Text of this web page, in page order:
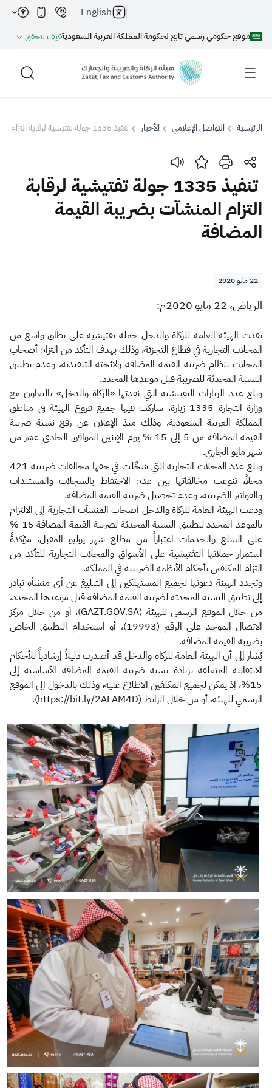
موقع حكومي رسمي تابع لحكومة المملكة العربية السعوديةكيف تتحقق
English
بحث
بحث بحث AI
الزكاة
الإقرار الضريبي
الرئيسية التواصل الإعلامي الأخبار تنفيذ 1335 جولة تفتيشية لرقابة التزام المنشآت بضريبة القيمة المضافة
تنفيذ 1335 جولة تفتيشية لرقابة
التزام المنشآت بضريبة القيمة
المضافة
22 مايو 2020
​الرياض، 22 مايو 2020م:
نفذت الهيئة العامة للزكاة والدخل حملة تفتيشية على نطاق واسع من
المحلات التجارية في قطاع التجزئة، وذلك بهدف التأكد من التزام أصحاب
المحلات بنظام ضريبة القيمة المضافة ولائحته التنفيذية، وعدم تطبيق
النسبة المحدثة للضريبة قبل موعدها المحدد.
وبلغ عدد الزيارات التفتيشية التي نفذتها «الزكاة والدخل» بالتعاون مع
وزارة التجارة 1335 زيارة، شاركت فيها جميع فروع الهيئة في مناطق
المملكة العربية السعودية، وذلك منذ الإعلان عن رفع نسبة ضريبة
القيمة المضافة من 5 إلى 15 % يوم الإثنين الموافق الحادي عشر من
شهر مايو الجاري.
وبلغ عدد المحلات التجارية التي سُجِّلت في حقها مخالفات ضريبية 421
محلاً، تنوعت مخالفاتها بين عدم الاحتفاظ بالسجلات والمستندات
والفواتير الضريبية، وعدم تحصيل ضريبة القيمة المضافة.
ودعت الهيئة العامة للزكاة والدخل أصحاب المنشآت التجارية إلى الالتزام
بالموعد المحدد لتطبيق النسبة المحدثة لضريبة القيمة المضافة 15 %
على السلع والخدمات اعتباراً من مطلع شهر يوليو المقبل، مؤكدةً
استمرار حملاتها التفتيشية على الأسواق والمحلات التجارية للتأكد من
التزام المكلفين بأحكام الأنظمة الضريبية في المملكة.
وتجدد الهيئة دعوتها لجميع المستهلكين إلى التبليغ عن أي منشأة تبادر
إلى تطبيق النسبة المحدثة لضريبة القيمة المضافة قبل موعدها المحدد،
من خلال الموقع الرسمي للهيئة (GAZT.GOV.SA)، أو من خلال مركز
الاتصال الموحد على الرقم (19993)، أو استخدام التطبيق الخاص
بضريبة القيمة المضافة.
يُشار إلى أن الهيئة العامة للزكاة والدخل قد أصدرت دليلاً إرشادياً للأحكام
الانتقالية المتعلقة بزيادة نسبة ضريبة القيمة المضافة الأساسية إلى
15%، إذ يمكن لجميع المكلفين الاطلاع عليه، وذلك بالدخول إلى الموقع
الرسمي للهيئة، أو من خلال الرابط (https://bit.ly/2ALAM4D).